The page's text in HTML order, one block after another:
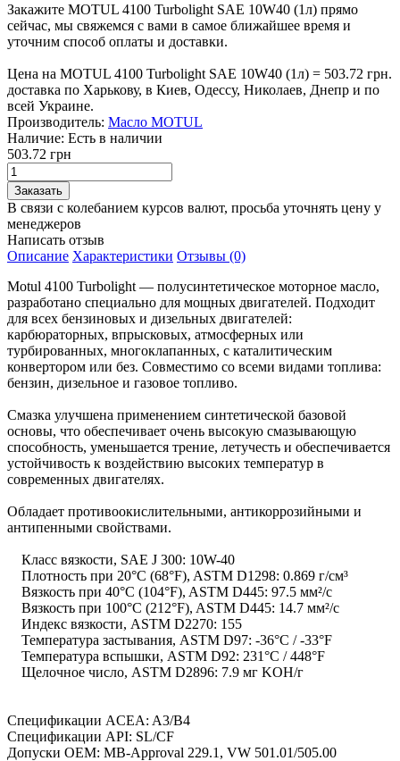
Закажите MOTUL 4100 Turbolight SAE 10W40 (1л) прямо
сейчас, мы свяжемся с вами в самое ближайшее время и
уточним способ оплаты и доставки.
Цена на MOTUL 4100 Turbolight SAE 10W40 (1л) = 503.72 грн.
доставка по Харькову, в Киев, Одессу, Николаев, Днепр и по
всей Украине.
Производитель: Масло MOTUL
Наличие: Есть в наличии
503.72 грн
В связи с колебанием курсов валют, просьба уточнять цену у
менеджеров
Написать отзыв
Описание Характеристики Отзывы (0)
Motul 4100 Turbolight — полусинтетическое моторное масло,
разработано специально для мощных двигателей. Подходит
для всех бензиновых и дизельных двигателей:
карбюраторных, впрысковых, атмосферных или
турбированных, многоклапанных, с каталитическим
конвертором или без. Совместимо со всеми видами топлива:
бензин, дизельное и газовое топливо.
Смазка улучшена применением синтетической базовой
основы, что обеспечивает очень высокую смазывающую
способность, уменьшается трение, летучесть и обеспечивается
устойчивость к воздействию высоких температур в
современных двигателях.
Обладает противоокислительными, антикоррозийными и
антипенными свойствами.
Класс вязкости, SAE J 300: 10W-40
Плотность при 20°C (68°F), ASTM D1298: 0.869 г/см³
Вязкость при 40°C (104°F), ASTM D445: 97.5 мм²/с
Вязкость при 100°C (212°F), ASTM D445: 14.7 мм²/с
Индекс вязкости, ASTM D2270: 155
Температура застывания, ASTM D97: -36°C / -33°F
Температура вспышки, ASTM D92: 231°C / 448°F
Щелочное число, ASTM D2896: 7.9 мг KOH/г
Спецификации ACEA: A3/B4
Спецификации API: SL/CF
Допуски ОЕМ: MB-Approval 229.1, VW 501.01/505.00